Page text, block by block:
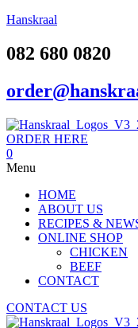
Hanskraal
082 680 0820
ORDER HERE
0
Menu
HOME
ABOUT US
RECIPES &
ONLINE SHOP
CHICKEN
BEEF
CONTACT
CONTACT US